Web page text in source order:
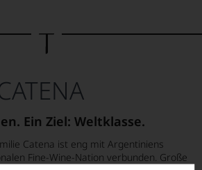
Ein Ziel: Weltklasse.
Catena ist eng mit Argentiniens
Fine-Wine-Nation verbunden. Große